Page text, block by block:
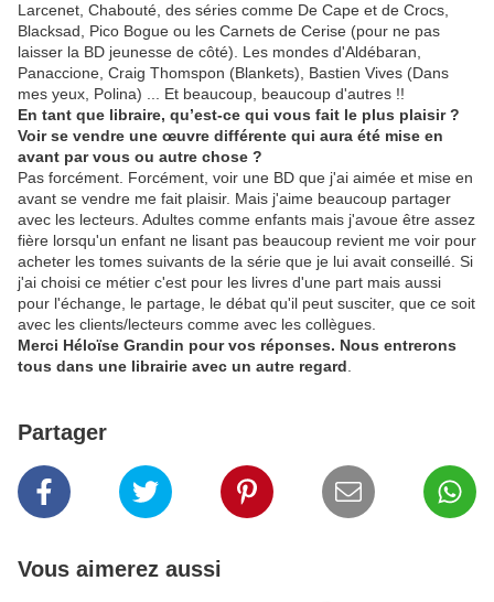
Larcenet, Chabouté, des séries comme De Cape et de Crocs,
Blacksad, Pico Bogue ou les Carnets de Cerise (pour ne pas
laisser la BD jeunesse de côté). Les mondes d'Aldébaran,
Panaccione, Craig Thomspon (Blankets), Bastien Vives (Dans
mes yeux, Polina) ... Et beaucoup, beaucoup d'autres !!
En tant que libraire, qu’est-ce qui vous fait le plus plaisir ?
Voir se vendre une œuvre différente qui aura été mise en
avant par vous ou autre chose ?
Pas forcément. Forcément, voir une BD que j'ai aimée et mise en
avant se vendre me fait plaisir. Mais j'aime beaucoup partager
avec les lecteurs. Adultes comme enfants mais j'avoue être assez
fière lorsqu'un enfant ne lisant pas beaucoup revient me voir pour
acheter les tomes suivants de la série que je lui avait conseillé. Si
j'ai choisi ce métier c'est pour les livres d'une part mais aussi
pour l'échange, le partage, le débat qu'il peut susciter, que ce soit
avec les clients/lecteurs comme avec les collègues.
Merci Héloïse Grandin pour vos réponses. Nous entrerons
tous dans une librairie avec un autre regard
Partager
Vous aimerez aussi